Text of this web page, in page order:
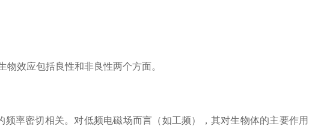
效应包括良性和非良性两个方面。
密切相关。对低频电磁场而言（如工频），其对生物体的主要作用